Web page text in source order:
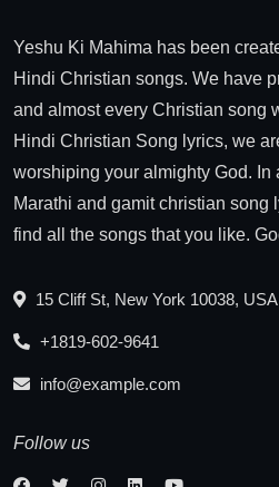
Yeshu Ki Mahima has been
Hindi Christian songs. We have
and almost every Christian song
Hindi Christian Song lyrics, we
worshiping your almighty God. In
Marathi and gamit christian song
find all the songs that you like.
15 Cliff St, New York 10038, USA
+1819-602-9641
info@example.com
Follow us